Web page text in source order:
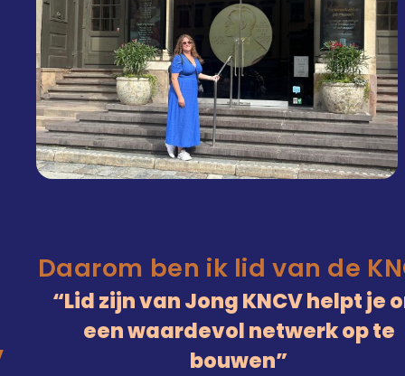
Daarom ben ik lid van de
Lid zijn van Jong KNCV helpt je
een waardevol netwerk op te
bouwen